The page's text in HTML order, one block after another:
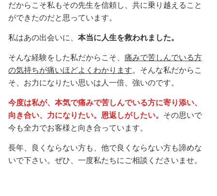
だからこそ私もその先生を信頼し、共に乗り越えること
ができたのだと思っています。
私はあの出会いに、 本当に人生を救われました。
そんな経験をした私だからこそ、 痛みで苦しんでいる方
の気持ちが痛いほどよくわかります。そんな私だからこ
そ、お力になりたい思いは人一倍、強いのです。
今度は私が、本気で痛みで苦しんでいる方に寄り添い、
向き合い、力になりたい。恩返しがしたい。 その思いで
今も全力でお客様と向き合っています。
長年、良くならない方も、他で良くならない方も諦めな
いで下さい。ぜひ、一度私たちにご相談くださいませ。